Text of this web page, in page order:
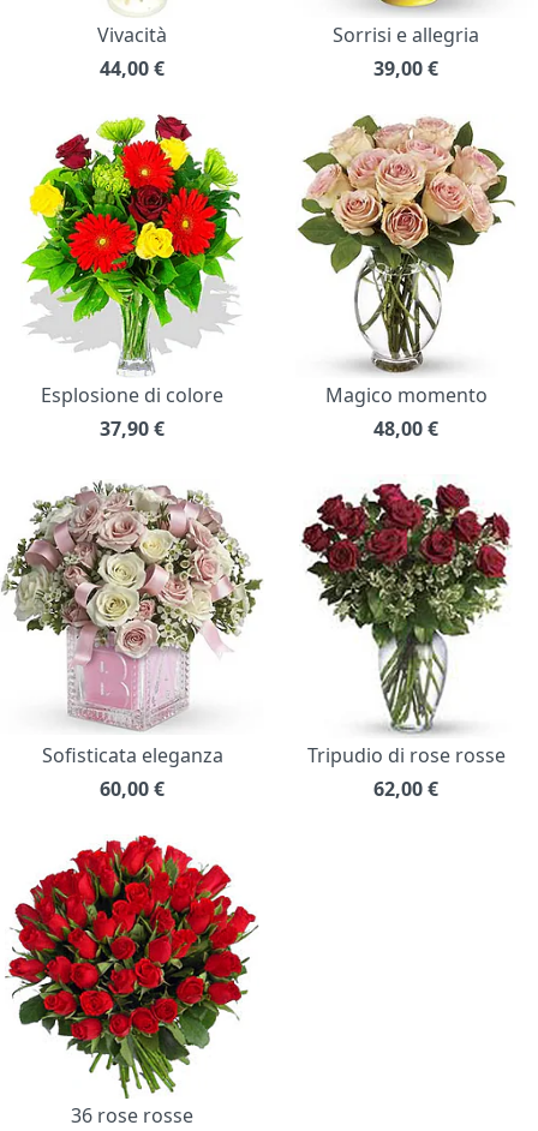
Vivacità
44,00€
Sorrisi e allegria
39,00€
Esplosione di colore
37,90€
Magico momento
48,00€
Sofisticata eleganza
60,00€
Tripudio di rose rosse
62,00€
36 rose rosse